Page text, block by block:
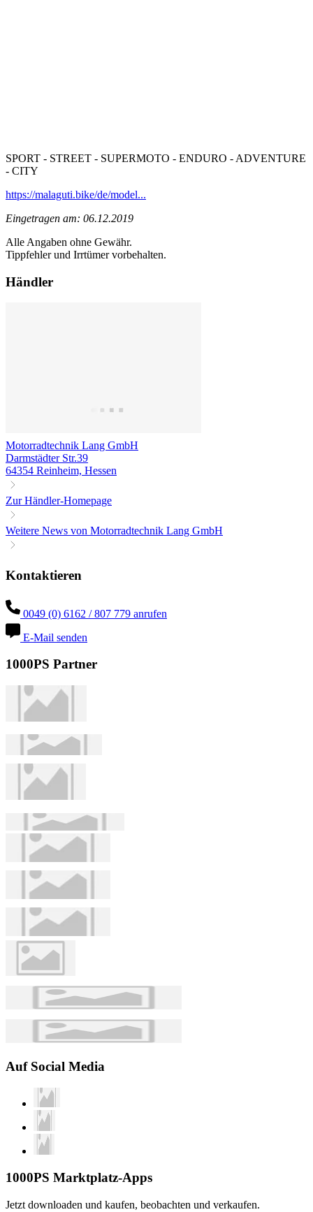
SPORT - STREET - SUPERMOTO - ENDURO - ADVENTURE
- CITY
https://malaguti.bike/de/model...
Eingetragen am: 06.12.2019
Alle Angaben ohne Gewähr.
Tippfehler und Irrtümer vorbehalten.
Händler
Motorradtechnik Lang GmbH
Darmstädter Str.39
64354 Reinheim, Hessen
Zur Händler-Homepage
Weitere News von Motorradtechnik Lang GmbH
Kontaktieren
0049 (0) 6162 / 807 779 anrufen
E-Mail senden
1000PS Partner
Auf Social Media
1000PS Marktplatz-Apps
Jetzt downloaden und kaufen, beobachten und verkaufen.